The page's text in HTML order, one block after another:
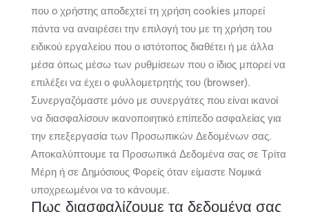
που ο χρήστης αποδεχτεί τη χρήση cookies μπορεί
πάντα να αναιρέσει την επιλογή του με τη χρήση του
ειδικού εργαλείου που ο ιστότοπος διαθέτει ή με άλλα
μέσα όπως μέσω των ρυθμίσεων που ο ίδιος μπορεί να
επιλέξει να έχει ο φυλλομετρητής του (browser).
Συνεργαζόμαστε μόνο με συνεργάτες που είναι ικανοί
να διασφαλίσουν ικανοποιητικό επίπεδο ασφαλείας για
την επεξεργασία των Προσωπικών Δεδομένων σας.
Αποκαλύπτουμε τα Προσωπικά Δεδομένα σας σε Τρίτα
Μέρη ή σε Δημόσιους Φορείς όταν είμαστε Νομικά
υποχρεωμένοι να το κάνουμε.
Πως διασφαλίζουμε τα δεδομένα σας